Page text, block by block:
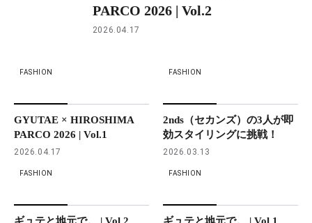
PARCO 2026 | Vol.2
2026.04.17
FASHION
GYUTAE × HIROSHIMA
PARCO 2026 | Vol.1
2026.04.17
FASHION
2nds（セカンズ）の3人が即
効スタイリングに挑戦！
2026.03.13
FASHION FASHION